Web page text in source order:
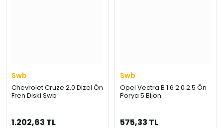
Swb
Chevrolet Cruze 2.0 Dizel Ön
Fren Diski Swb
1.202,63 TL
Swb
Opel Vectra B 1.6 2.0 2.5 Ön
Porya 5 Bijon
575,33 TL